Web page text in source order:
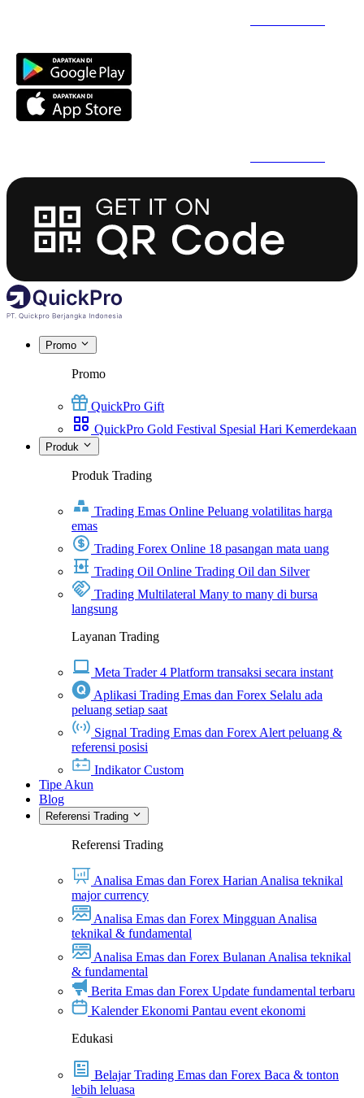
Promo
Promo
QuickPro Gift
QuickPro Gold Festival Spesial Hari Kemerdekaan
Produk
Produk Trading
Trading Emas Online Peluang volatilitas harga
emas
Trading Forex Online 18 pasangan mata uang
Trading Oil Online Trading Oil dan Silver
Trading Multilateral Many to many di bursa
langsung
Layanan Trading
Meta Trader 4 Platform transaksi secara instant
Aplikasi Trading Emas dan Forex Selalu ada
peluang setiap saat
Signal Trading Emas dan Forex Alert peluang &
referensi posisi
Indikator Custom
Tipe Akun
Blog
Referensi Trading
Referensi Trading
Analisa Emas dan Forex Harian Analisa teknikal
major currency
Analisa Emas dan Forex Mingguan Analisa
teknikal & fundamental
Analisa Emas dan Forex Bulanan Analisa teknikal
& fundamental
Berita Emas dan Forex Update fundamental terbaru
Kalender Ekonomi Pantau event ekonomi
Edukasi
Belajar Trading Emas dan Forex Baca & tonton
lebih leluasa